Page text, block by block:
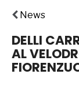
News
DELLI
AL